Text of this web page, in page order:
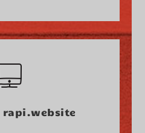
rapi.website